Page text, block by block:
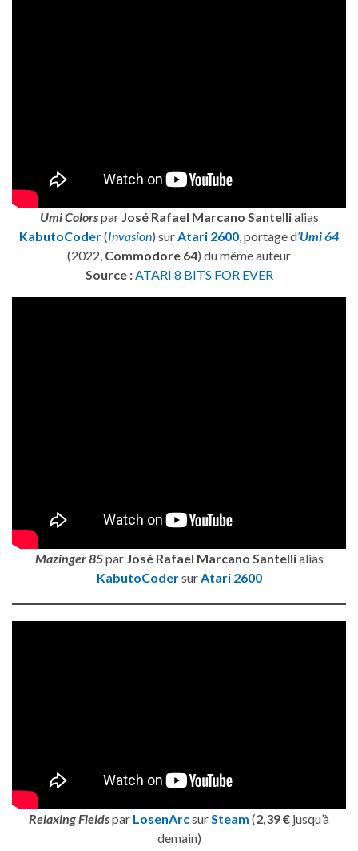
Umi Colorspar José Rafael Marcano Santellialias
KabutoCoder(Invasion) surAtari 2600, portage d’Umi 64
(2022, Commodore 64) du même auteur
Source :ATARI 8 BITS FOR EVER
Mazinger 85par José Rafael Marcano Santellialias
KabutoCodersur Atari 2600
Relaxing Fieldspar LosenArcsur Steam (2,39 € jusqu’à
demain)